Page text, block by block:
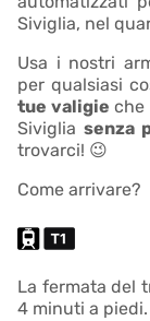
Siviglia, nel
Usa i nostri
per qualsiasi
tue valigie che
Sivigliasenza
trovarci! 😉
Come arrivare?
La fermata del
4 minuti a piedi.